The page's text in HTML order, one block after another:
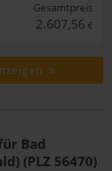
Gesamtpreis
2.607,56 €
Bad
(PLZ 56470)